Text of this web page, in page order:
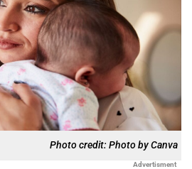
Photo credit: Photo by Canva
Advertisment